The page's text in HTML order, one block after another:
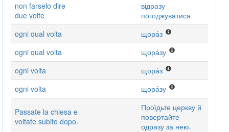
non farselo dire
due volte
відразу
погоджуватися
ogni qual volta
щора́з
ogni qual volta
щора́зу
ogni volta
щора́з
ogni volta
щора́зу
Passate la chiesa e
voltate subito dopo.
Проїдьте церкву й
повертайте
одразу за нею.